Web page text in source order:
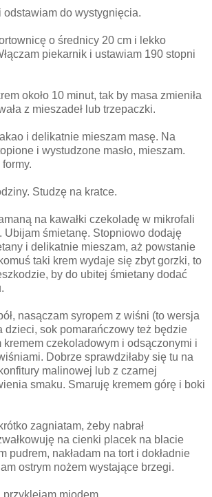
odstawiam do wystygnięcia.
o średnicy 20 cm i lekko
piekarnik i ustawiam 190 stopni
około 10 minut, tak by masa zmieniła
z mieszadeł lub trzepaczki.
i delikatnie mieszam masę. Na
i wystudzone masło, mieszam.
Studzę na kratce.
na kawałki czekoladę w mikrofali
Ubijam śmietanę. Stopniowo dodaję
i delikatnie mieszam, aż powstanie
taki krem wydaje się zbyt gorzki, to
by do ubitej śmietany dodać
nasączam syropem z wiśni (to wersja
dzieci, sok pomarańczowy też będzie
kremem czekoladowym i odsączonymi i
Dobrze sprawdziłaby się tu na
malinowej lub z czarnej
smaku. Smaruję kremem górę i boki
zagniatam, żeby nabrał
na cienki placek na blacie
pudrem, nakładam na tort i dokładnie
ostrym nożem wystające brzegi.
miodem.